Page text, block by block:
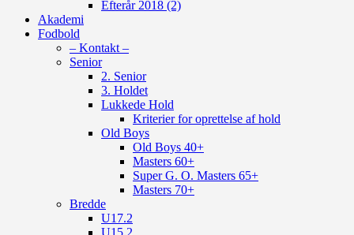
Efterår 2018 (2)
Akademi
Fodbold
– Kontakt –
Senior
2. Senior
3. Holdet
Lukkede Hold
Kriterier for oprettelse af hold
Old Boys
Old Boys 40+
Masters 60+
Super G. O. Masters 65+
Masters 70+
Bredde
U17.2
U15.2